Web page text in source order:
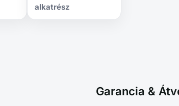
alkatrész
Garancia &